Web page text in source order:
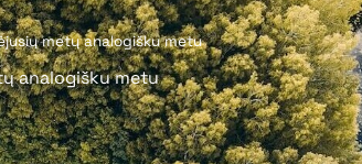
metų analogišku metu
analogišku metu